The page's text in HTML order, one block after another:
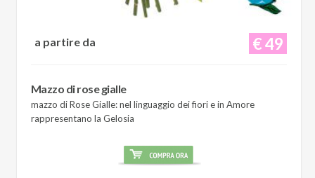
€ 49
a partire da
Mazzo di rose gialle
mazzo di Rose Gialle: nel linguaggio dei fiori e in Amore
rappresentano la Gelosia